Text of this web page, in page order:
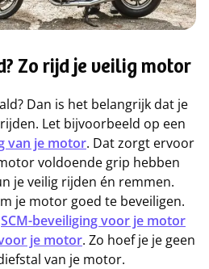
Zo rijd je veilig motor
Dan is het belangrijk dat je
Let bijvoorbeeld op een
van je motor. Dat zorgt ervoor
voldoende grip hebben
je veilig rijden én remmen.
je motor goed te beveiligen.
SCM-beveiliging voor je motor
je motor. Zo hoef je je geen
van je motor.